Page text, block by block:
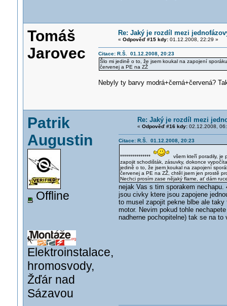
Tomáš
Jarovec
Re: Jaký je rozdíl mezi
« Odpověď #15 kdy:01.12.2008, 22:29 »
Citace: R.Š. 01.12.2008, 20:23
Šlo mi jedině o to, že jsem koukal na zapojení
červenej a PE na ZŽ
Nebyly ty barvy modrá+černá+červená?
Patrik
Augustin
Offline
Elektroinstalace,
hromosvody,
Žďár nad
Sázavou
Re: Jaký je rozdíl mezi
« Odpověď #16 kdy:02.12.2008,
Citace: R.Š. 01.12.2008, 20:23
***************
všem kteří poradily, je
zapojit schodišták, zásuvky, dokonce
jedině o to, že jsem koukal na zapojení
červenej a PE na ZŽ, chtěl jsem jen prostě
Nechci prosím zase nějaký flame, ať dám
nejak Vas s tim sporakem
jsou civky ktere jsou zapojene
to musel zapojit pekne blbe ale
motor. Nevim pokud tohle
nadherne pochopitelne) tak se na to